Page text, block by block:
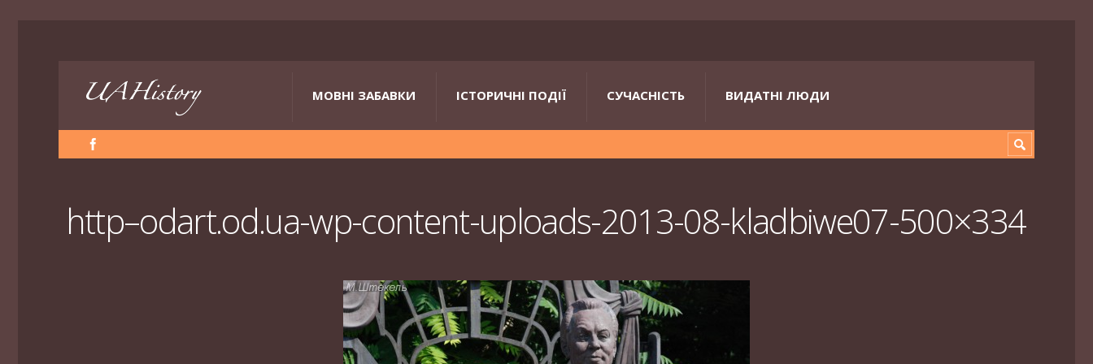
МОВНІ ЗАБАВКИ ІСТОРИЧНІ ПОДІЇ СУЧАСНІСТЬ ВИДАТНІ ЛЮДИ
http–odart.od.ua-wp-content-uploads-2013-08-kladbiwe07-500×334